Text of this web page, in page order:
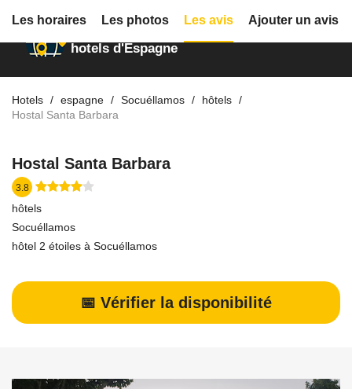
Annuaire des
hotels d'Espagne
Hotels espagne Socuéllamos
hôtels
Hostal Santa Barbara
Hostal Santa Barbara
3.8
hôtels
Socuéllamos
hôtel 2 étoiles à Socuéllamos
📅 Vérifier la disponibilité
Les horaires Les photos Les avis Ajouter un avis